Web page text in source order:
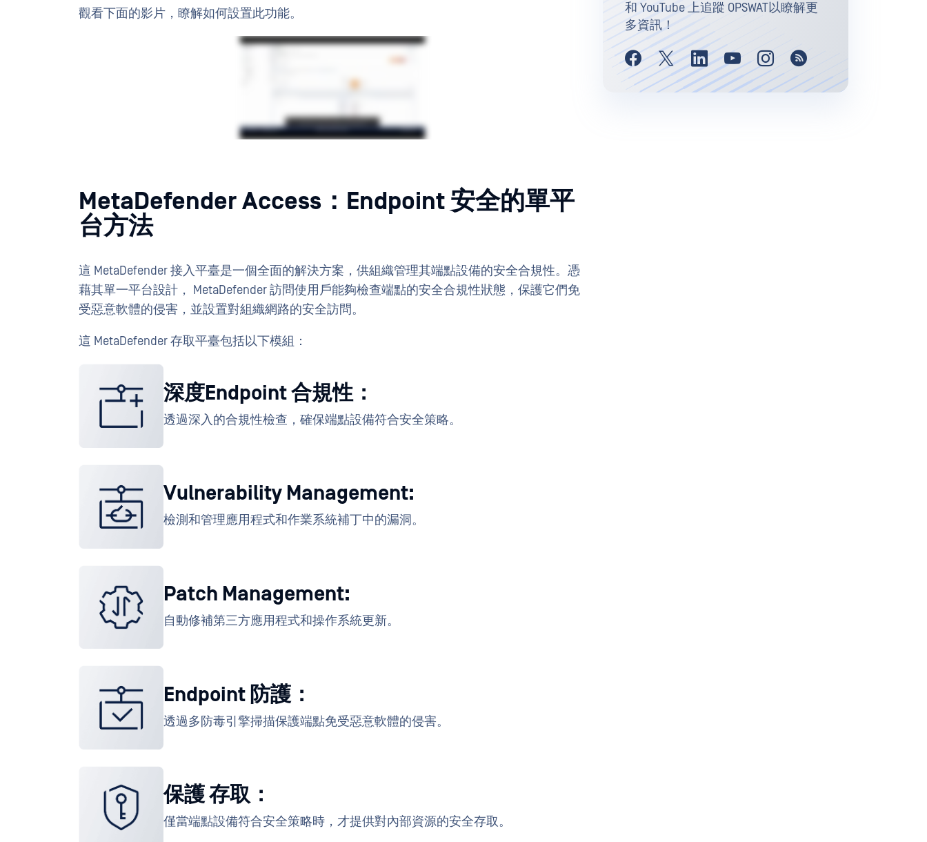
觀看下面的影片，瞭解如何設置此功能。
MetaDefender Access：Endpoint 安全的單平
台方法
這 MetaDefender 接入平臺是一個全面的解決方案，供組織管理其端點設備的安全合規性。憑
藉其單一平台設計， MetaDefender 訪問使用戶能夠檢查端點的安全合規性狀態，保護它們免
受惡意軟體的侵害，並設置對組織網路的安全訪問。
這 MetaDefender 存取平臺包括以下模組：
深度Endpoint 合規性：
透過深入的合規性檢查，確保端點設備符合安全策略。
Vulnerability Management:
檢測和管理應用程式和作業系統補丁中的漏洞。
Patch Management:
自動修補第三方應用程式和操作系統更新。
Endpoint 防護：
透過多防毒引擎掃描保護端點免受惡意軟體的侵害。
保護 存取：
僅當端點設備符合安全策略時，才提供對內部資源的安全存取。
和 YouTube 上追蹤 OPSWAT以瞭解更
多資訊！